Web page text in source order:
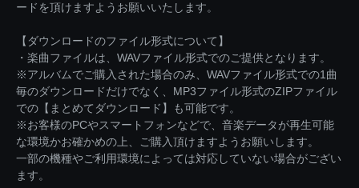
ードを頂けますようお願いいたします。
【ダウンロードのファイル形式について】
・楽曲ファイルは、WAVファイル形式でのご提供となります。
※アルバムでご購入された場合のみ、WAVファイル形式での1曲
毎のダウンロードだけでなく、MP3ファイル形式のZIPファイル
での【まとめてダウンロード】も可能です。
※お客様のPCやスマートフォンなどで、音楽データが再生可能
な環境かお確かめの上、ご購入頂けますようお願いします。
一部の機種やご利用環境によっては対応していない場合がござい
ます。